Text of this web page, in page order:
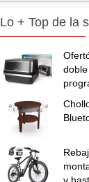
Lo + Top de la